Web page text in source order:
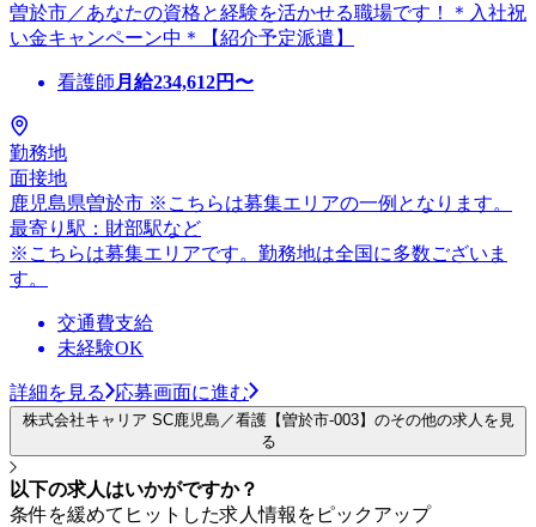
曽於市／あなたの資格と経験を活かせる職場です！＊入社祝
い金キャンペーン中＊【紹介予定派遣】
看護師 月給234,612円〜
勤務地
面接地
鹿児島県曽於市 ※こちらは募集エリアの一例となります。
最寄り駅：財部駅など
※こちらは募集エリアです。勤務地は全国に多数ございま
す。
交通費支給
未経験OK
詳細を見る 応募画面に進む
株式会社キャリア SC鹿児島／看護【曽於市-003】のその他の求人を見
る
以下の求人はいかがですか？
条件を緩めてヒットした求人情報をピックアップ